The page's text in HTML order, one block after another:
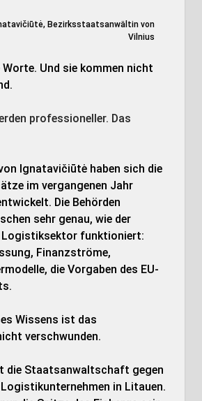
Bezirksstaatsanwältin von
Vilnius
Und sie kommen nicht
professioneller. Das
Ignatavičiūtė haben sich die
im vergangenen Jahr
Die Behörden
sehr genau, wie der
funktioniert:
Finanzströme,
die Vorgaben des EU-
Wissens ist das
verschwunden.
die Staatsanwaltschaft gegen
in Litauen.